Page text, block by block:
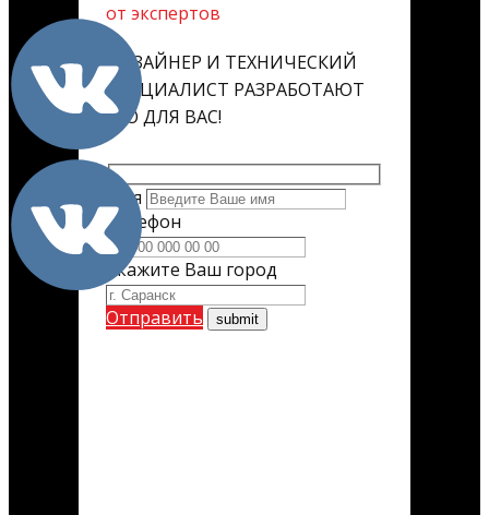
от экспертов
ДИЗАЙНЕР И ТЕХНИЧЕСКИЙ
СПЕЦИАЛИСТ РАЗРАБОТАЮТ
ЕГО ДЛЯ ВАС!
Имя
Телефон
Укажите Ваш город
Отправить